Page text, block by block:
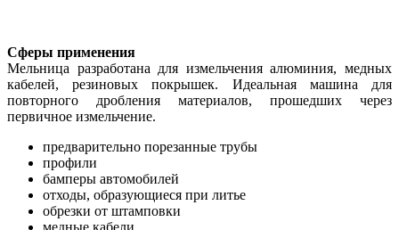
Сферы применения
Мельница разработана для измельчения алюминия, медных
кабелей, резиновых покрышек. Идеальная машина для
повторного дробления материалов, прошедших через
первичное измельчение.
предварительно порезанные трубы
профили
бамперы автомобилей
отходы, образующиеся при литье
обрезки от штамповки
медные кабели